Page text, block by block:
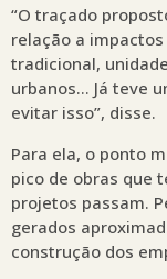
“O traçado
relação a
tradicional,
urbanos… Já teve
evitar isso”, disse.
Para ela, o ponto
pico de obras que
projetos passam.
gerados
construção dos